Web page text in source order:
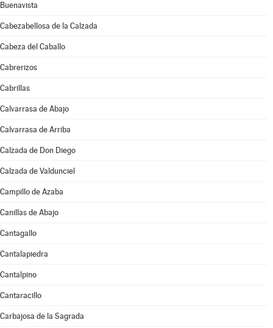
Buenavista
Cabezabellosa de la Calzada
Cabeza del Caballo
Cabrerizos
Cabrillas
Calvarrasa de Abajo
Calvarrasa de Arriba
Calzada de Don Diego
Calzada de Valdunciel
Campillo de Azaba
Canillas de Abajo
Cantagallo
Cantalapiedra
Cantalpino
Cantaracillo
Carbajosa de la Sagrada